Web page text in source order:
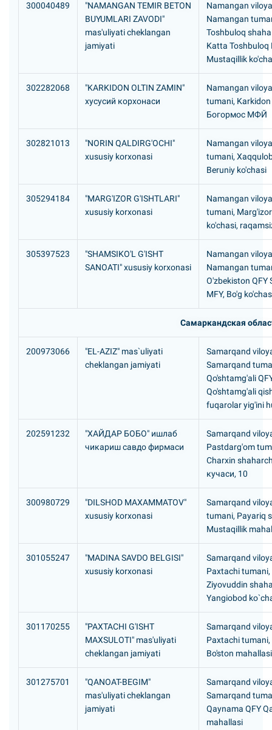
300040489
"NAMANGAN TEMIR BETON
BUYUMLARI ZAVODI"
mas'uliyati cheklangan
jamiyati
Namangan
Namangan
Toshbuloq
Katta Toshbuloq
Mustaqillik
302282068
"KARKIDON OLTIN ZAMIN"
хусусий корхонаси
Namangan
tumani, Karkidon
Богормос МФЙ
302821013
"NORIN QALDIRG'OCHI"
xususiy korxonasi
Namangan
tumani,
Beruniy ko'chasi
305294184
"MARG'IZOR G'ISHTLARI"
xususiy korxonasi
Namangan
tumani,
ko'chasi,
305397523
"SHAMSIKO'L G'ISHT
SANOATI" xususiy korxonasi
Namangan
Namangan
O'zbekiston QFY
MFY, Bo'g
Самаркандская
200973066
"EL-AZIZ" mas`uliyati
cheklangan jamiyati
Samarqand
Samarqand
Qo'shtamg'ali
Qo'shtamg'ali
fuqarolar yig'ini
202591232
"ХАЙДАР БОБО" ишлаб
чикариш савдо фирмаси
Samarqand
Pastdarg'om
Charxin
кучаси, 10
300980729
"DILSHOD MAXAMMATOV"
xususiy korxonasi
Samarqand
tumani, Payariq
Mustaqillik
301055247
"MADINA SAVDO BELGISI"
xususiy korxonasi
Samarqand
Paxtachi tumani,
Ziyovuddin
Yangiobod
301170255
"PAXTACHI G'ISHT
MAXSULOTI" mas'uliyati
cheklangan jamiyati
Samarqand
Paxtachi tumani,
Bo'ston
301275701
"QANOAT-BEGIM"
mas'uliyati cheklangan
jamiyati
Samarqand
Samarqand
Qaynama QFY
mahallasi